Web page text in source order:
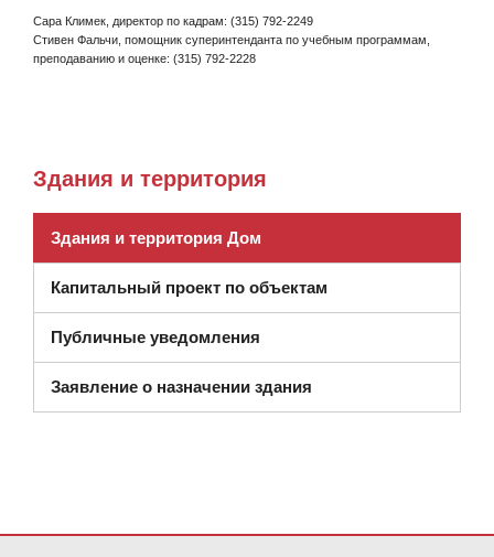
Сара Климек, директор по кадрам: (315) 792-2249
Стивен Фальчи, помощник суперинтенданта по учебным программам,
преподаванию и оценке: (315) 792-2228
Здания и территория
Здания и территория Дом
Капитальный проект по объектам
Публичные уведомления
Заявление о назначении здания